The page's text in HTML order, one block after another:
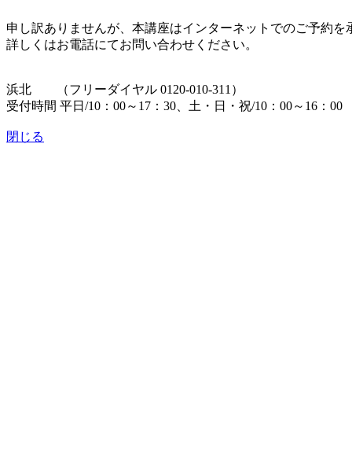
申し訳ありませんが、本講座はインターネットでのご予約を
詳しくはお電話にてお問い合わせください。
浜北 （フリーダイヤル 0120-010-311）
受付時間 平日/10：00～17：30、土・日・祝/10：00～16：
閉じる